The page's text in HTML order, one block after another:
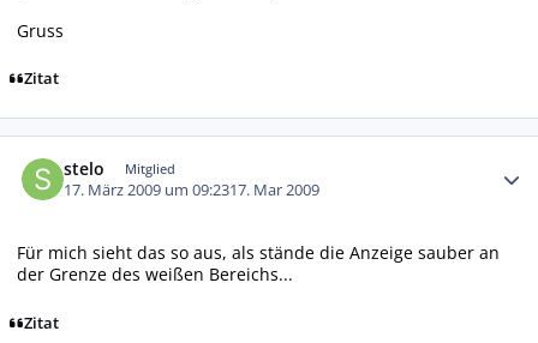
Gruss
Zitat
stelo Mitglied
17. März 2009 um 09:2317. Mar 2009
Für mich sieht das so aus, als stände die Anzeige sauber an
der Grenze des weißen Bereichs...
Zitat